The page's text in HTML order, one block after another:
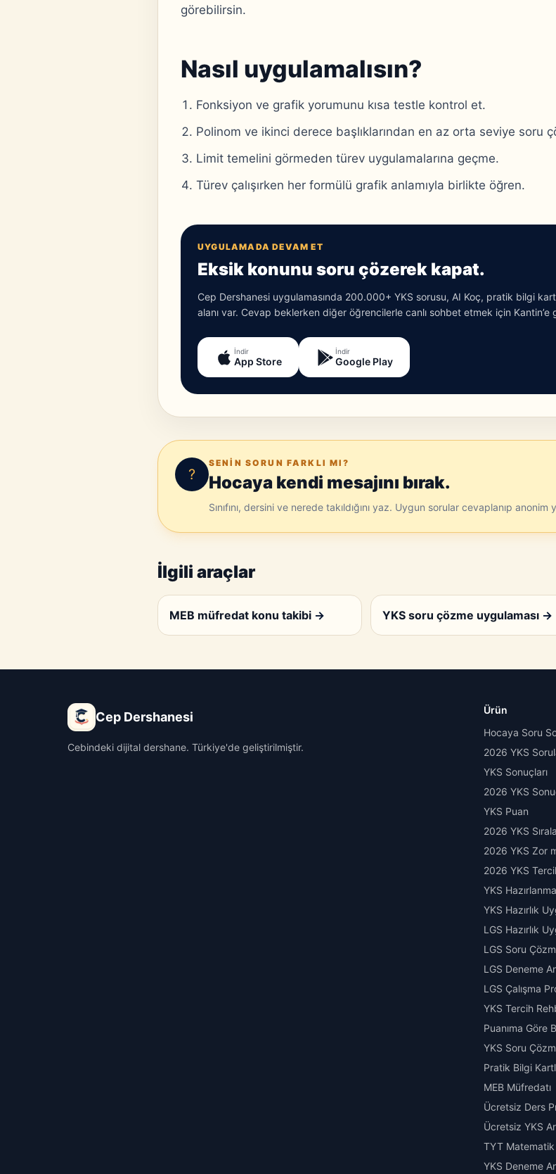
görebilirsin.
Nasıl uygulamalısın?
Fonksiyon ve grafik yorumunu kısa testle kontrol et.
Polinom ve ikinci derece başlıklarından en az orta seviye soru
Limit temelini görmeden türev uygulamalarına geçme.
Türev çalışırken her formülü grafik anlamıyla birlikte öğren.
UYGULAMADA DEVAM ET
Eksik konunu soru çözerek kapat.
Cep Dershanesi uygulamasında 200.000+ YKS sorusu, AI Koç, pratik bilgi
alanı var. Cevap beklerken diğer öğrencilerle canlı sohbet etmek için Kantin’e
İndir
App Store
İndir
Google Play
?
SENIN SORUN FARKLI MI?
Hocaya kendi mesajını bırak.
Sınıfını, dersini ve nerede takıldığını yaz. Uygun sorular cevaplanıp anonim
İlgili araçlar
MEB müfredat konu takibi → YKS soru çözme uygulaması →
Cep Dershanesi
Cebindeki dijital dershane. Türkiye'de geliştirilmiştir.
Ürün
Hocaya Soru
2026 YKS
YKS Sonuçları
2026 YKS
YKS Puan
2026 YKS
2026 YKS Zor
2026 YKS
YKS
YKS Hazırlık
LGS Hazırlık
LGS Soru
LGS Deneme
LGS Çalışma
YKS Tercih
Puanıma Göre
YKS Soru
Pratik Bilgi
MEB Müfredatı
Ücretsiz Ders
Ücretsiz YKS
TYT
YKS Deneme